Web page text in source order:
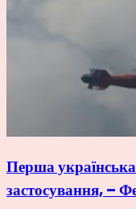
Перша
застосування, –